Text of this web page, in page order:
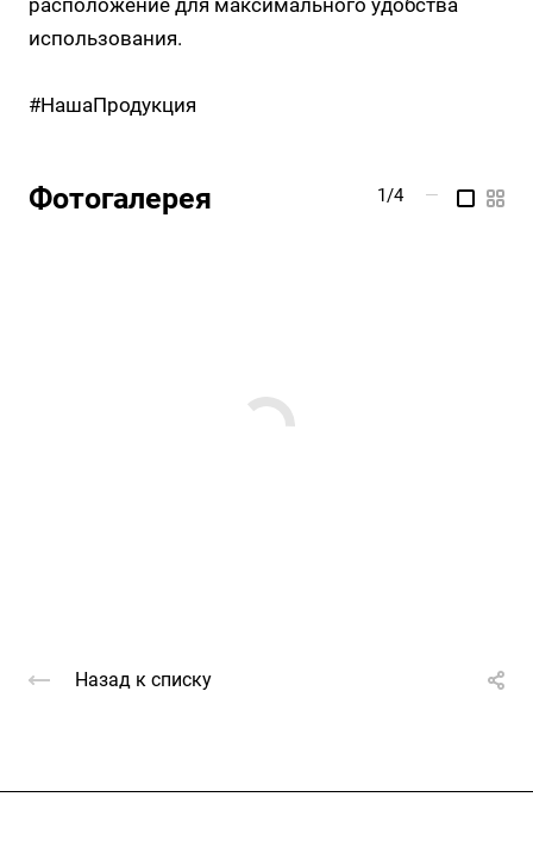
использования.
#НашаПродукция
Фотогалерея 1/4 —
Назад к списку